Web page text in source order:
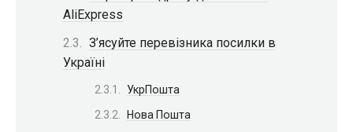
AliExpress
З’ясуйте перевізника посилки в
Україні
УкрПошта
Нова Пошта